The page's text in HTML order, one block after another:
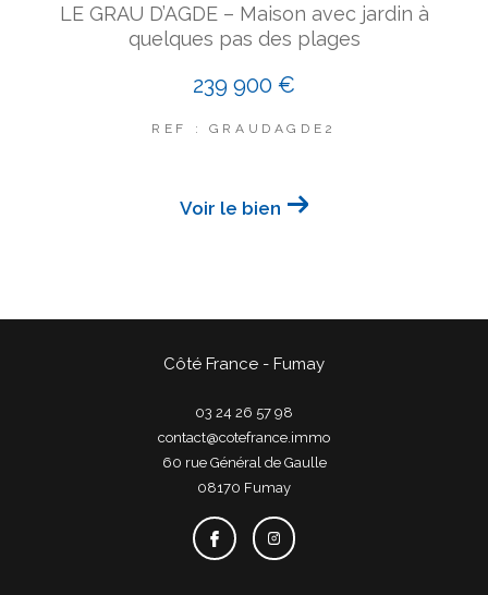
LE GRAU D’AGDE – Maison avec jardin à
quelques pas des plages
239 900 €
REF : GRAUDAGDE2
Voir le bien
Côté France - Fumay
03 24 26 57 98
contact@cotefrance.immo
60 rue Général de Gaulle
08170
fumay